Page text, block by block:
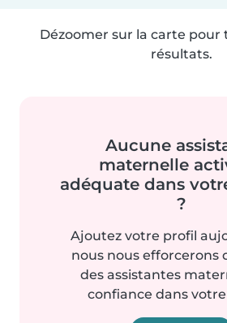
Dézoomer sur la carte pour
résultats.
Aucune
maternelle
adéquate dans
?
Ajoutez votre profil
nous nous efforcerons
des assistantes
confiance dans